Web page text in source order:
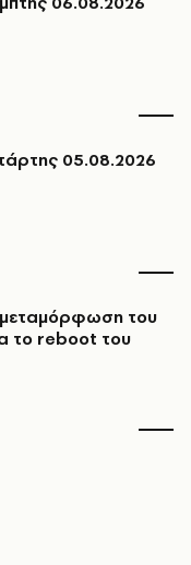
05.08.2026
του
το reboot του